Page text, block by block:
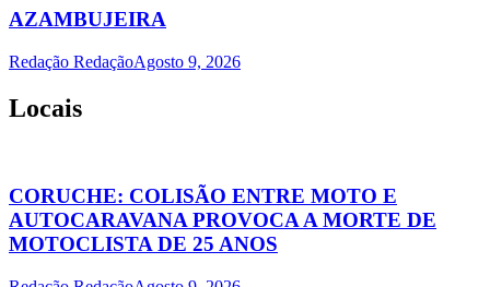
AZAMBUJEIRA
Redação RedaçãoAgosto 9, 2026
Locais
CORUCHE: COLISÃO ENTRE MOTO E
AUTOCARAVANA PROVOCA A MORTE DE
MOTOCLISTA DE 25 ANOS